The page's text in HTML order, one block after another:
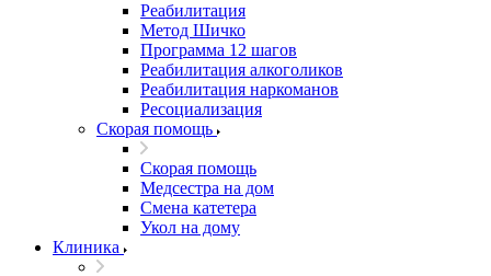
Реабилитация
Метод Шичко
Программа 12 шагов
Реабилитация алкоголиков
Реабилитация наркоманов
Ресоциализация
Скорая помощь
Скорая помощь
Медсестра на дом
Смена катетера
Укол на дому
Клиника